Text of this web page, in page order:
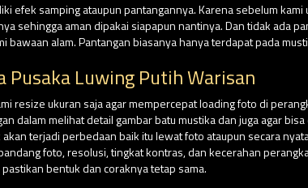
efek samping ataupun pantangannya. Karena sebelum kami
sehingga aman dipakai siapapun nantinya. Dan tidak ada
bawaan alam. Pantangan biasanya hanya terdapat pada
Pusaka Luwing Putih Warisan
resize ukuran saja agar mempercepat loading foto di
dalam melihat detail gambar batu mustika dan juga agar
terjadi perbedaan baik itu lewat foto ataupun secara
foto, resolusi, tingkat kontras, dan kecerahan
bentuk dan coraknya tetap sama.